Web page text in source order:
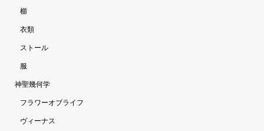
櫛
衣類
ストール
服
神聖幾何学
フラワーオブライフ
ヴィーナス